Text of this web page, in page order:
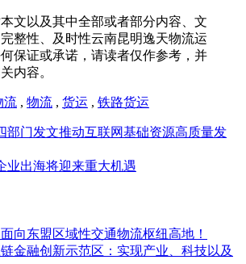
文以及其中全部或者部分内容、文
整性、及时性云南昆明逸天物流运
保证或承诺，请读者仅作参考，并
内容。
流 , 物流 , 货运 , 铁路货运
部门发文推动互联网基础资源高质量发
业出海将迎来重大机遇
向东盟区域性交通物流枢纽高地！
链金融创新示范区：实现产业、科技以及